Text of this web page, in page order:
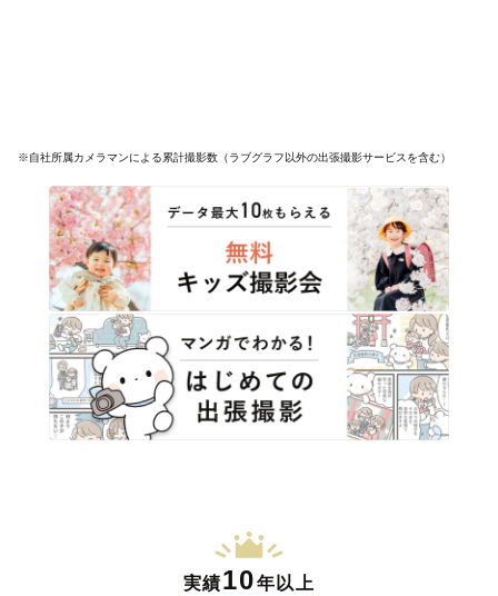
※自社所属カメラマンによる累計撮影数（ラブグラフ以外の出張撮影サービスを含む）
実績10年以上